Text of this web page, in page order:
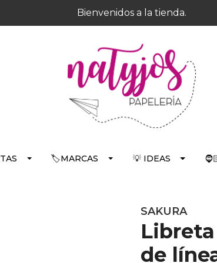
Bienvenidos a la tienda.
🏷️MARCAS 💡 IDEAS
SAKURA
Libreta
de